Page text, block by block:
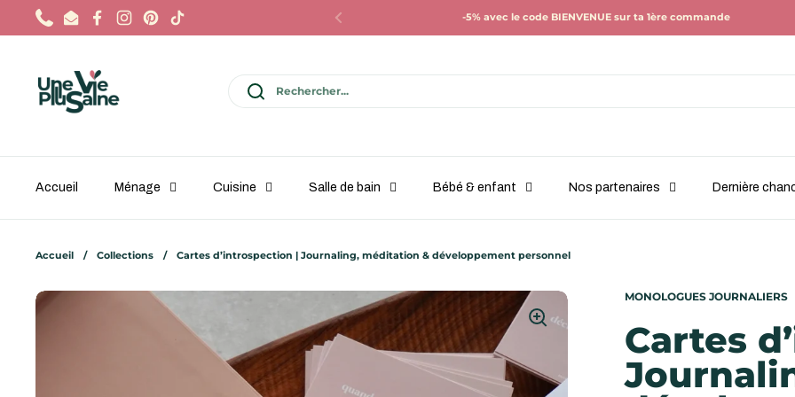
Passer au contenu
PhoneEmailFacebookInstagram
Pinterest
TikTok Précédent -5% avec le code BIENVENUE sur ta 1ère commande
Accueil Ménage Cuisine Salle de bain Bébé & enfant Nos partenaires Dernière
Accueil / Collections / Cartes d’introspection | Journaling, méditation & développement personnel
MONOLOGUES JOURNALIERS
Cartes